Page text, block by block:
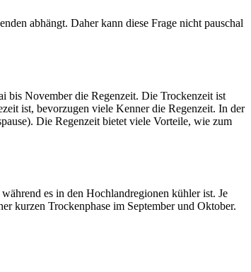
abhängt. Daher kann diese Frage nicht pauschal
bis November die Regenzeit. Die Trockenzeit ist
ist, bevorzugen viele Kenner die Regenzeit. In der
Die Regenzeit bietet viele Vorteile, wie zum
es in den Hochlandregionen kühler ist. Je
kurzen Trockenphase im September und Oktober.